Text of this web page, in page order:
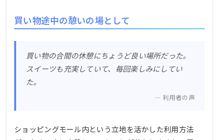
買い物途中の憩いの場として
買い物の合間の休憩にちょうど良い場所だった。
スイーツも充実していて、毎回楽しみにしてい
た。
利用者の声
ショッピングモール内という立地を活かした利用方法